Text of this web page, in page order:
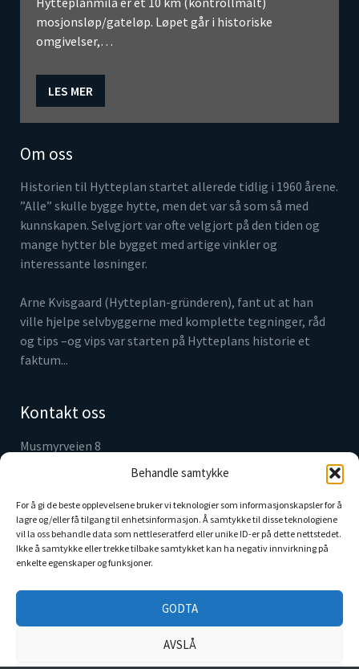
Behandle samtykke
For å gi de beste opplevelsene bruker vi teknologier som informasjonskapsler for å
lagre og/eller få tilgang til enhetsinformasjon. Å samtykke til disse teknologiene
vil la oss behandle data som nettleseratferd eller unike ID-er på dette nettstedet.
Ikke å samtykke eller trekke tilbake samtykket kan ha negativ innvirkning på
enkelte egenskaper og funksjoner.
GODTA
AVSLÅ
mosjonsløp/gateløp. Løpet går i historiske
omgivelser,…
LES MER
Om oss
Historien til Hytteplan startet allerede tidlig i 1960 årene.
”Alle” skulle bygge hytte, men det var så som så med
kunnskapen. Selvgjort var ofte velgjort på den tiden og
mange hytter ble bygget med artige vinkler og
interessante løsninger.
Arne Kvisgaard (Hytteplan-gründeren), fant ut at han
ville hjelpe selvbyggerne med komplette tegninger, råd
og tips –og vips var starten på Hytteplans historie et
faktum...
Kontakt oss
Musmyrveien 8
info@hytteplan.no
Webcam Markahøvda